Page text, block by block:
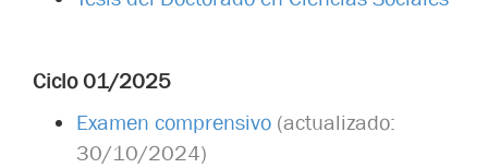
Ciclo 01/2025
Examen comprensivo (actualizado:
30/10/2024)